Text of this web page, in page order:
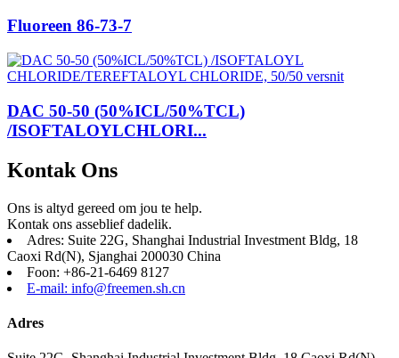
Fluoreen 86-73-7
DAC 50-50 (50%ICL/50%TCL)
/ISOFTALOYLCHLORI...
Kontak Ons
Ons is altyd gereed om jou te help.
Kontak ons ​​asseblief dadelik.
Adres: Suite 22G, Shanghai Industrial Investment Bldg, 18
Caoxi Rd(N), Sjanghai 200030 China
Foon: +86-21-6469 8127
E-mail: info@freemen.sh.cn
Adres